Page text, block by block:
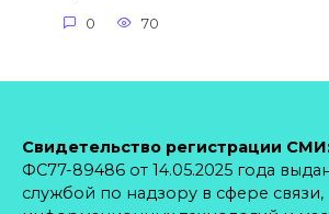
0 70
Свидетельство регистрации
ФС77-89486 от 14.05.2025 года
службой по надзору в сфере связи,